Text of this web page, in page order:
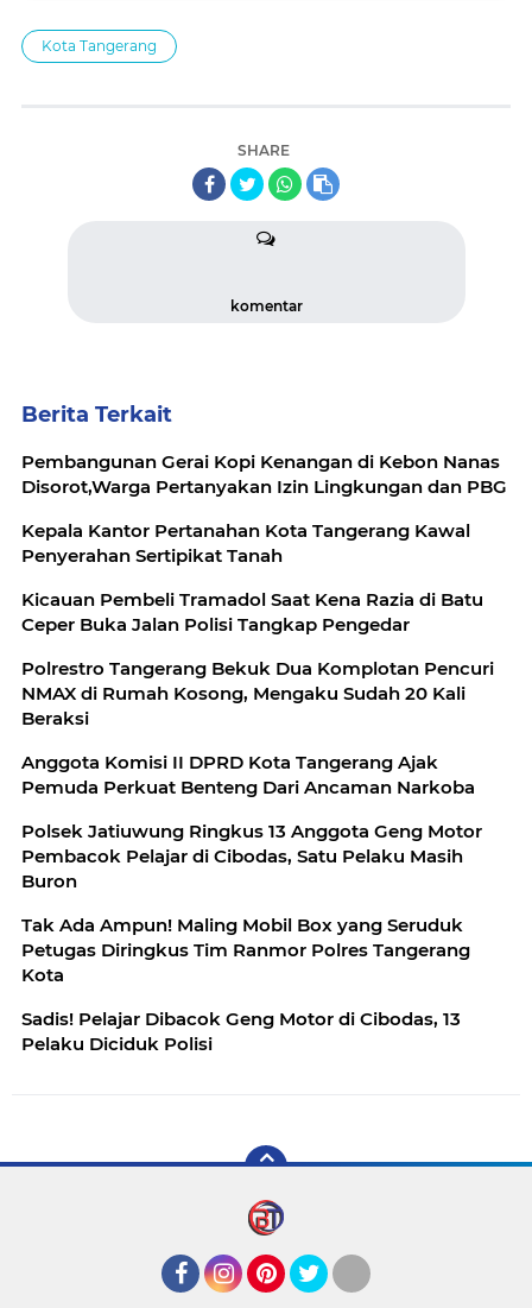
Kota Tangerang
SHARE
komentar
Berita Terkait
Pembangunan Gerai Kopi Kenangan di Kebon Nanas
Disorot,Warga Pertanyakan Izin Lingkungan dan PBG
Kepala Kantor Pertanahan Kota Tangerang Kawal
Penyerahan Sertipikat Tanah
Kicauan Pembeli Tramadol Saat Kena Razia di Batu
Ceper Buka Jalan Polisi Tangkap Pengedar
Polrestro Tangerang Bekuk Dua Komplotan Pencuri
NMAX di Rumah Kosong, Mengaku Sudah 20 Kali
Beraksi
Anggota Komisi II DPRD Kota Tangerang Ajak
Pemuda Perkuat Benteng Dari Ancaman Narkoba
Polsek Jatiuwung Ringkus 13 Anggota Geng Motor
Pembacok Pelajar di Cibodas, Satu Pelaku Masih
Buron
Tak Ada Ampun! Maling Mobil Box yang Seruduk
Petugas Diringkus Tim Ranmor Polres Tangerang
Kota
Sadis! Pelajar Dibacok Geng Motor di Cibodas, 13
Pelaku Diciduk Polisi